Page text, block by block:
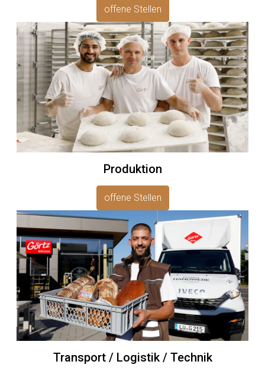
offene Stellen
Produktion
offene Stellen
Transport / Logistik / Technik